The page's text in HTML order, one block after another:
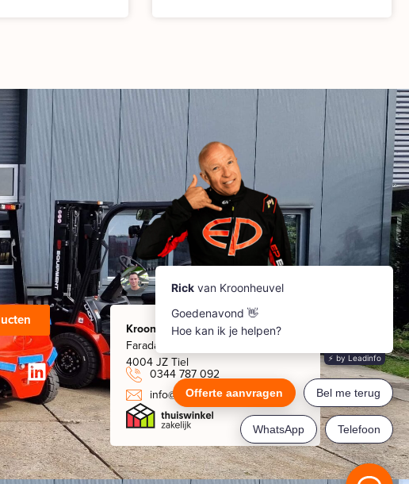
Kroonheuvel
Faradaystraat 8
4004 JZ Tiel
0344 787 092
info@kroonheuvel.nl